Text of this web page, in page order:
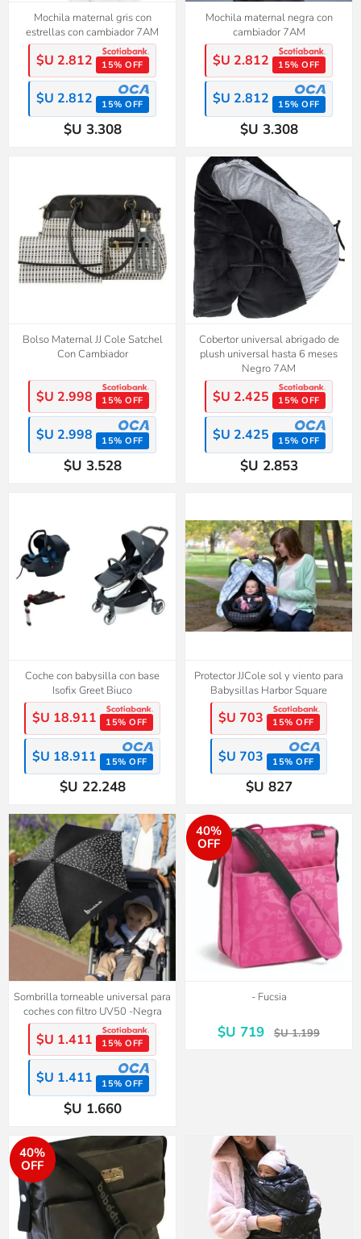
Mochila maternal gris con
estrellas con cambiador 7AM
$U 2.812 15% OFF
$U 2.812 15% OFF
$U 3.308
Mochila maternal negra con
cambiador 7AM
$U 2.812 15% OFF
$U 2.812 15% OFF
$U 3.308
Bolso Maternal JJ Cole Satchel
Con Cambiador
$U 2.998 15% OFF
$U 2.998 15% OFF
$U 3.528
Cobertor universal abrigado de
plush universal hasta 6 meses
Negro 7AM
$U 2.425 15% OFF
$U 2.425 15% OFF
$U 2.853
Coche con babysilla con base
Isofix Greet Biuco
$U 18.911 15% OFF
$U 18.911 15% OFF
$U 22.248
Protector JJCole sol y viento para
Babysillas Harbor Square
$U 703 15% OFF
$U 703 15% OFF
$U 827
Sombrilla torneable universal para
coches con filtro UV50 -Negra
$U 1.411 15% OFF
$U 1.411 15% OFF
$U 1.660
40%
OFF
- Fucsia
$U 719 $U 1.199
40%
OFF